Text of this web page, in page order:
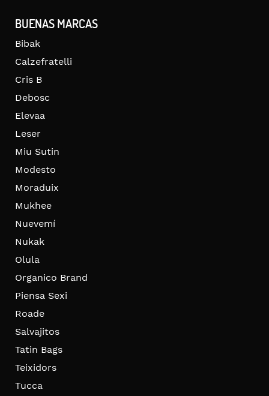
BUENAS MARCAS
Bibak
Calzefratelli
Cris B
Debosc
Elevaa
Leser
Miu Sutin
Modesto
Moraduix
Mukhee
Nuevemí
Nukak
Olula
Organico Brand
Piensa Sexi
Roade
Salvajitos
Tatin Bags
Teixidors
Tucca